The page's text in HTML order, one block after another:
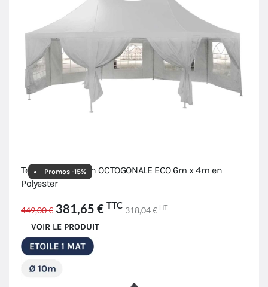
Promos -15%
Tente de réception OCTOGONALE ECO 6m x 4m en
Polyester
449,00 € 381,65 € TTC 318,04 € HT
VOIR LE PRODUIT